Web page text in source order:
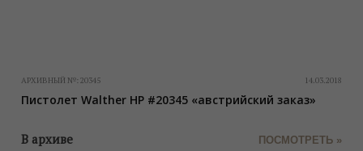
АРХИВНЫЙ №: 20345 14.03.2018
Пистолет Walther HP #20345 «австрийский заказ»
В архиве ПОСМОТРЕТЬ »